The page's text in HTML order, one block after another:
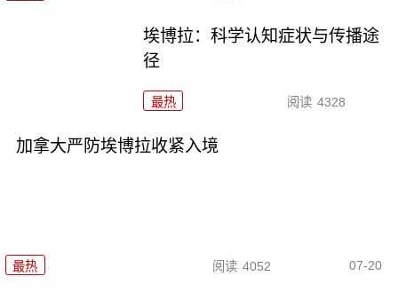
埃博拉：科学认知症状与传播途
径
最热 阅读 4328
加拿大严防埃博拉收紧入境
最热 阅读 4052 07-20